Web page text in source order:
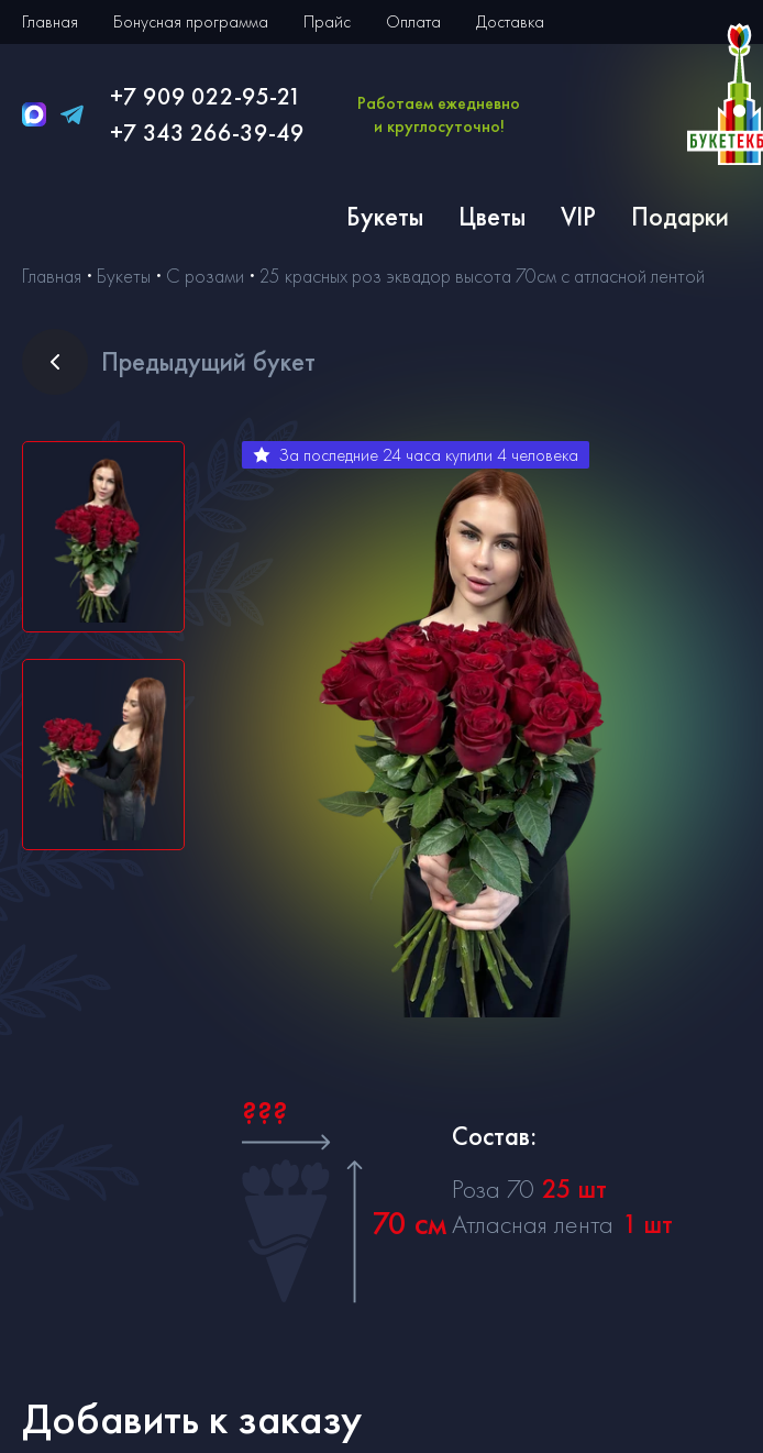
Главная Бонусная программа Прайс Оплата Доставка
+7 909 022-95-21
+7 343 266-39-49
Работаем ежедневно
и круглосуточно!
Букеты Цветы VIP Подарки
Главная Букеты С розами 25 красных роз эквадор высота 70см с атласной лентой
За последние 24 часа купили 4 человека
Предыдущий букет
???
70 см
Состав:
Роза 70 25 шт
Атласная лента 1 шт
Добавить к заказу